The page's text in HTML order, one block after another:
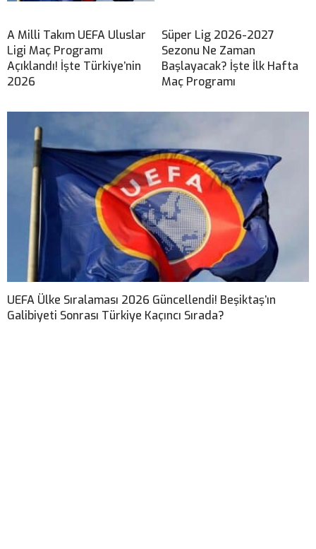
A Milli Takım UEFA Uluslar
Ligi Maç Programı
Açıklandı! İşte Türkiye’nin
2026
Süper Lig 2026-2027
Sezonu Ne Zaman
Başlayacak? İşte İlk Hafta
Maç Programı
UEFA Ülke Sıralaması 2026 Güncellendi! Beşiktaş’ın
Galibiyeti Sonrası Türkiye Kaçıncı Sırada?